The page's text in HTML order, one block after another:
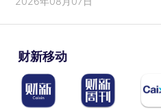
财新移动